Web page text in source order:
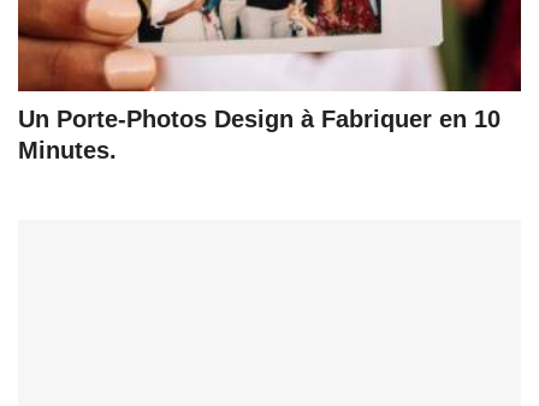
Un Porte-Photos Design à Fabriquer en 10
Minutes.